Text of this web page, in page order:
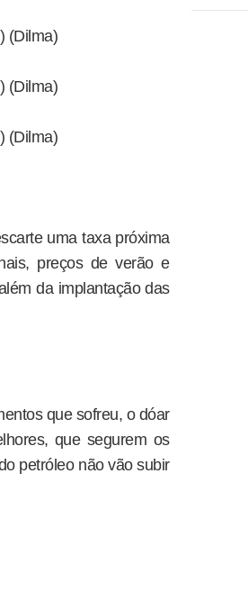
(Dilma)
(Dilma)
(Dilma)
uma taxa próxima
preços de verão e
da implantação das
que sofreu, o dóar
que segurem os
petróleo não vão subir